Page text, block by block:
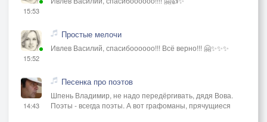
15:53
15:52
Простые мелочи
Ивлев Василий, спасибоооооо!!! Всё верно!!! 🤗✨✨✨
14:43
Песенка про поэтов
Шпень Владимир, не надо передёргивать, дядя Вова.
Поэты - всегда поэты. А вот графоманы, прячущиеся